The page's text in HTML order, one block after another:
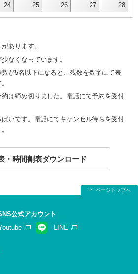
24 25 26 27 28
あります。
なくなっています。
数が5名以下になると、残数を数字にて表
約は締め切りました。電話にて予約を受付
ぱいです。電話にてキャンセル待ちを受付
・時間割表ダウンロード
ページトップへ
公式アカウント
LINE